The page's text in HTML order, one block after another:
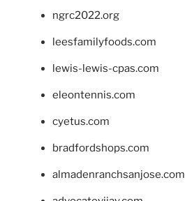
ngrc2022.org
leesfamilyfoods.com
lewis-lewis-cpas.com
eleontennis.com
cyetus.com
bradfordshops.com
almadenranchsanjose.com